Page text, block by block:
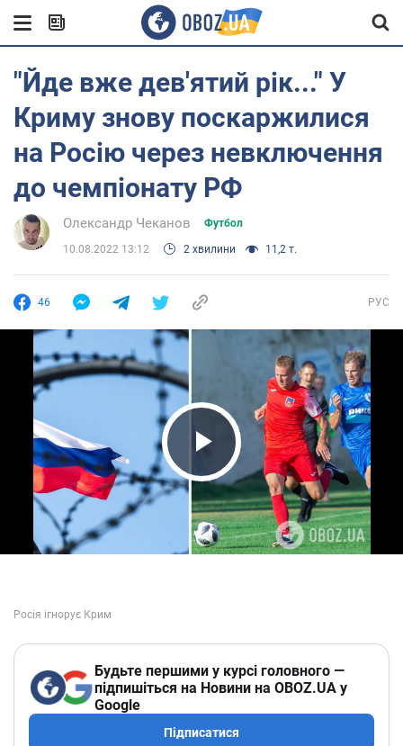
"Йде вже дев'ятий рік..." У
Криму знову поскаржилися
на Росію через невключення
до чемпіонату РФ
Олександр Чеканов Футбол
10.08.2022 13:12 2 хвилини 11,2 т.
46 РУС
Play Video
Будьте першими у курсі головного —
підпишіться на Новини на OBOZ.UA у
Google
Підписатися